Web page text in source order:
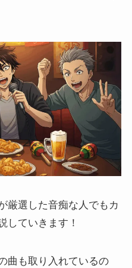
厳選した音痴な人でもカ
していきます！
曲も取り入れているの